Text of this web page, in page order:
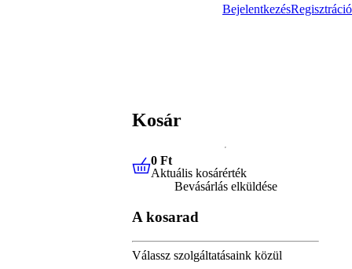
BejelentkezésRegisztráció
Kosár
0 FtAktuális kosárérték
0 Ft
Aktuális kosárérték
Bevásárlás elküldése
A kosarad
Válassz szolgáltatásaink közül